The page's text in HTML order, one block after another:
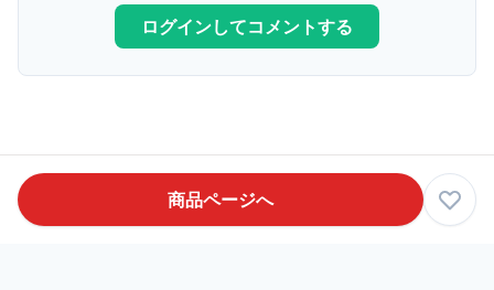
ログインしてコメントする
商品ページへ